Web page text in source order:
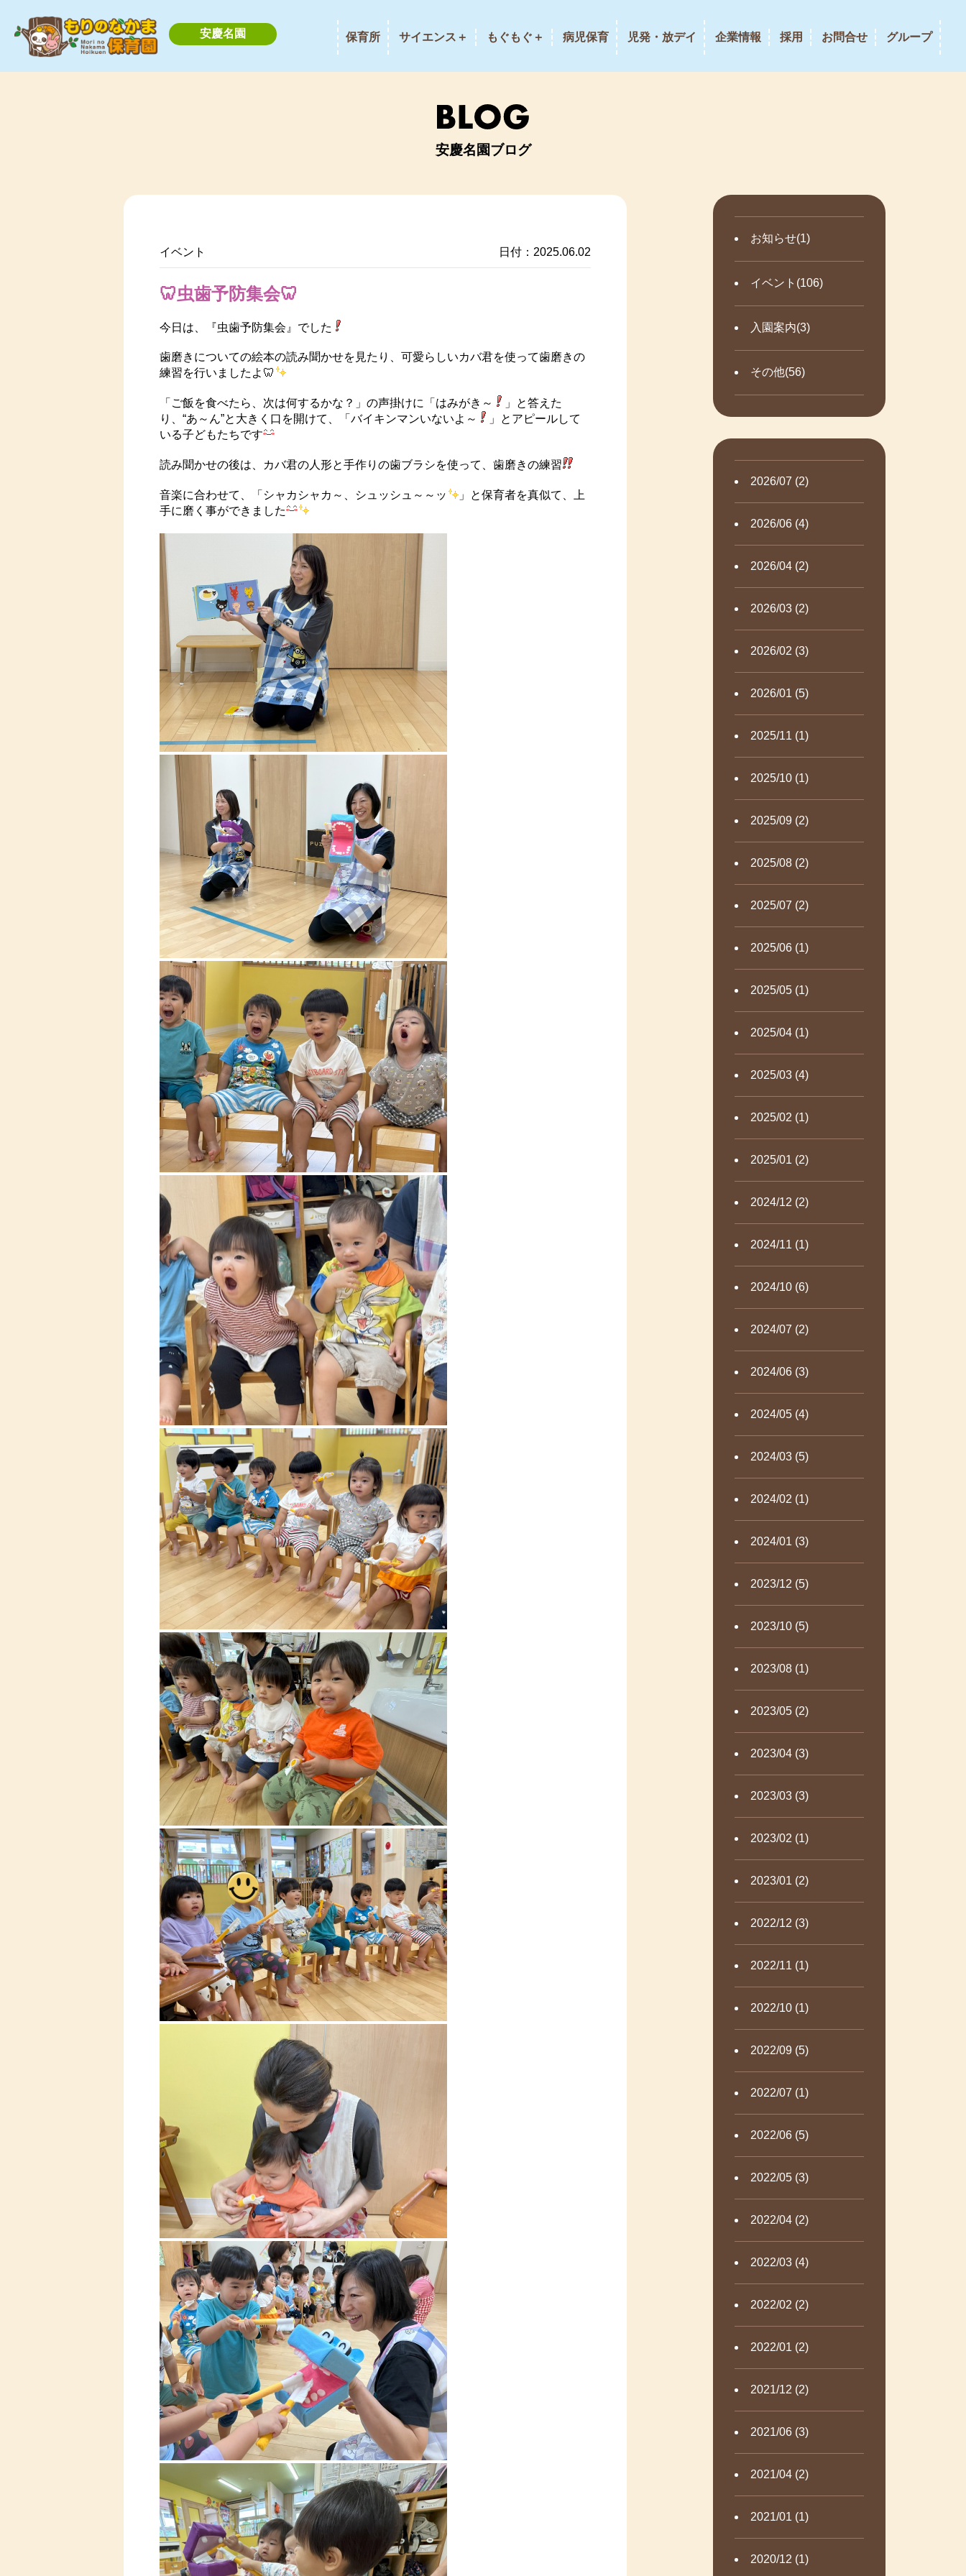
安慶名園 保育所 サイエンス＋ もぐもぐ＋ 病児保育 児発・放デイ 企業情報 採用 お問合せ グループ
安慶名園ブログ
お知らせ(1)
イベント(106)
入園案内(3)
その他(56)
2026/07 (2)
2026/06 (4)
2026/04 (2)
2026/03 (2)
2026/02 (3)
2026/01 (5)
2025/11 (1)
2025/10 (1)
2025/09 (2)
2025/08 (2)
2025/07 (2)
2025/06 (1)
2025/05 (1)
2025/04 (1)
2025/03 (4)
2025/02 (1)
2025/01 (2)
2024/12 (2)
2024/11 (1)
2024/10 (6)
2024/07 (2)
2024/06 (3)
2024/05 (4)
2024/03 (5)
2024/02 (1)
2024/01 (3)
2023/12 (5)
2023/10 (5)
2023/08 (1)
2023/05 (2)
2023/04 (3)
2023/03 (3)
2023/02 (1)
2023/01 (2)
2022/12 (3)
2022/11 (1)
2022/10 (1)
2022/09 (5)
2022/07 (1)
2022/06 (5)
2022/05 (3)
2022/04 (2)
2022/03 (4)
2022/02 (2)
2022/01 (2)
2021/12 (2)
2021/06 (3)
2021/04 (2)
2021/01 (1)
2020/12 (1)
イベント 日付：2025.06.02
🦷虫歯予防集会🦷
今日は、『虫歯予防集会』でした
歯磨きについての絵本の読み聞かせを見たり、可愛らしいカバ君を使って歯磨きの
練習を行いましたよ🦷
「ご飯を食べたら、次は何するかな？」の声掛けに「はみがき～
」と答えた
り、“あ～ん”と大きく口を開けて、「バイキンマンいないよ～
」とアピールして
いる子どもたちです
読み聞かせの後は、カバ君の人形と手作りの歯ブラシを使って、歯磨きの練習
音楽に合わせて、「シャカシャカ～、シュッシュ～～ッ
」と保育者を真似て、上
手に磨く事ができました